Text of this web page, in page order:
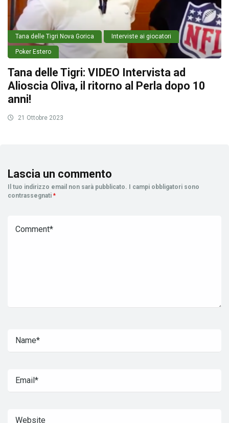
Tana delle Tigri Nova Gorica Interviste ai giocatori
Poker Estero
Tana delle Tigri: VIDEO Intervista ad
Alioscia Oliva, il ritorno al Perla dopo 10
anni!
21 Ottobre 2023
Lascia un commento
Il tuo indirizzo email non sarà pubblicato.
I campi obbligatori sono
contrassegnati *